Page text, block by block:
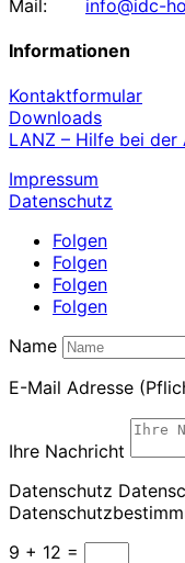
Mail: info@idc-
Informationen
Kontaktformular
Downloads
LANZ – Hilfe bei der
Impressum
Datenschutz
Folgen
Folgen
Folgen
Folgen
Name
E-Mail Adresse
Ihre Nachricht
Datenschutz
9 + 12 =